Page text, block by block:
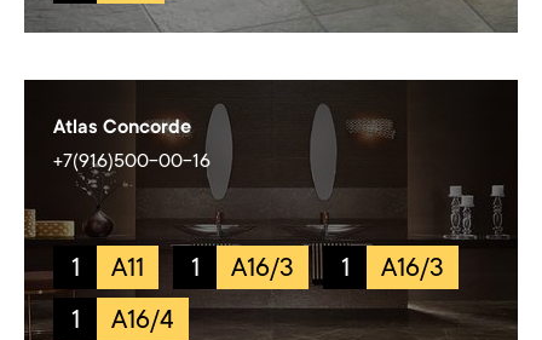
Atlas Concorde
+7(916)500-00-16
1 A11 1 A16/3 1
A16/3
1
A16/4